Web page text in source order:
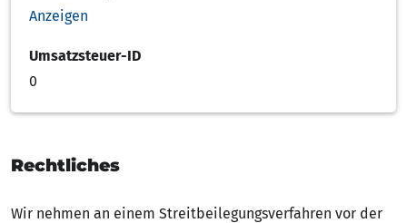
Anzeigen
Umsatzsteuer-ID
0
Rechtliches
Wir nehmen an einem Streitbeilegungsverfahren vor der